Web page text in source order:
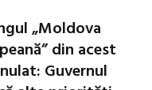
„Moldova
din acest
Guvernul